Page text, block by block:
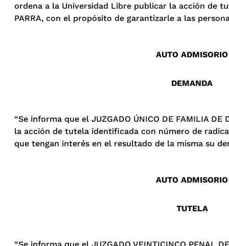
ordena a la Universidad Libre publicar la acción de
PARRA, con el propósito de garantizarle a las
AUTO ADMISORIO
DEMANDA
“Se informa que el JUZGADO ÚNICO DE FAMILIA
la acción de tutela identificada con número de
que tengan interés en el resultado de la misma su
AUTO ADMISORIO
TUTELA